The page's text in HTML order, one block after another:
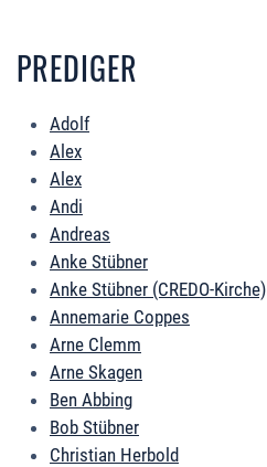
PREDIGER
Adolf
Alex
Alex
Andi
Andreas
Anke Stübner
Anke Stübner (CREDO-Kirche)
Annemarie Coppes
Arne Clemm
Arne Skagen
Ben Abbing
Bob Stübner
Christian Herbold